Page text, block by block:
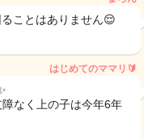
ことはありません😌
はじめてのママリ🔰
なく上の子は今年6年